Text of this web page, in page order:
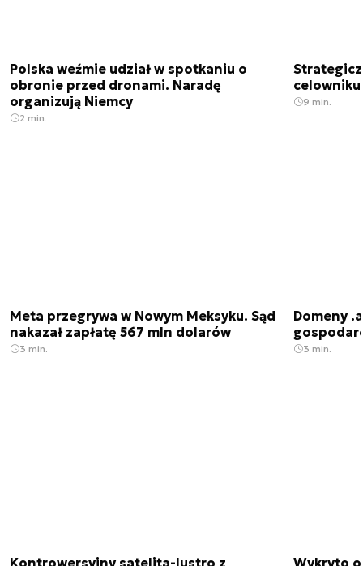
Polska weźmie udział w spotkaniu o
obronie przed dronami. Naradę
organizują Niemcy
2 min.
9 min.
Meta przegrywa w Nowym Meksyku. Sąd
nakazał zapłatę 567 mln dolarów
3 min.
Domeny
3 min.